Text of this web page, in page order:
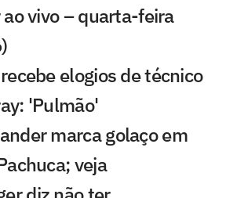
vivo – quarta-feira
elogios de técnico
'Pulmão'
marca golaço em
veja